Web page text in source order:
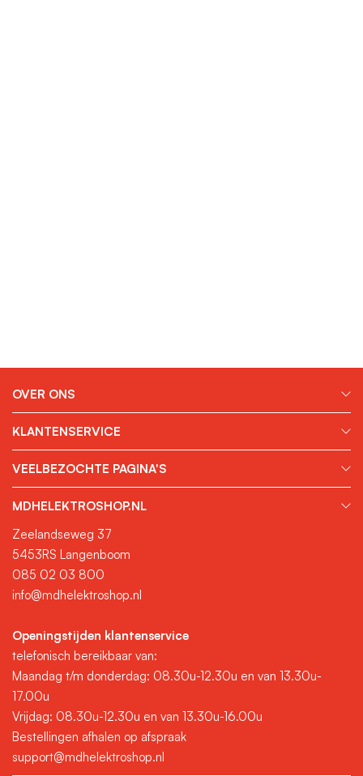
OVER ONS
KLANTENSERVICE
VEELBEZOCHTE PAGINA'S
MDHELEKTROSHOP.NL
Zeelandseweg 37
5453RS Langenboom
085 02 03 800
info@mdhelektroshop.nl
Openingstijden klantenservice
telefonisch bereikbaar van:
Maandag t/m donderdag: 08.30u-12.30u en van 13.30u-
17.00u
Vrijdag: 08.30u-12.30u en van 13.30u-16.00u
Bestellingen afhalen op afspraak
support@mdhelektroshop.nl